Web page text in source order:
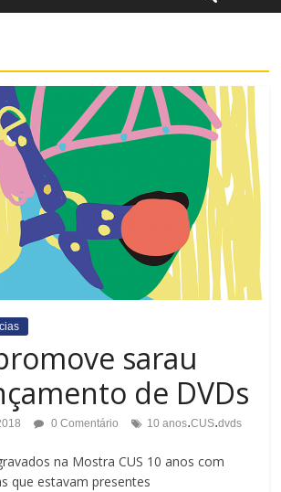
sarau
de DVDs
0 Comentário 10 anos.CUS.dvds
na Mostra CUS 10 anos com
que estavam presentes